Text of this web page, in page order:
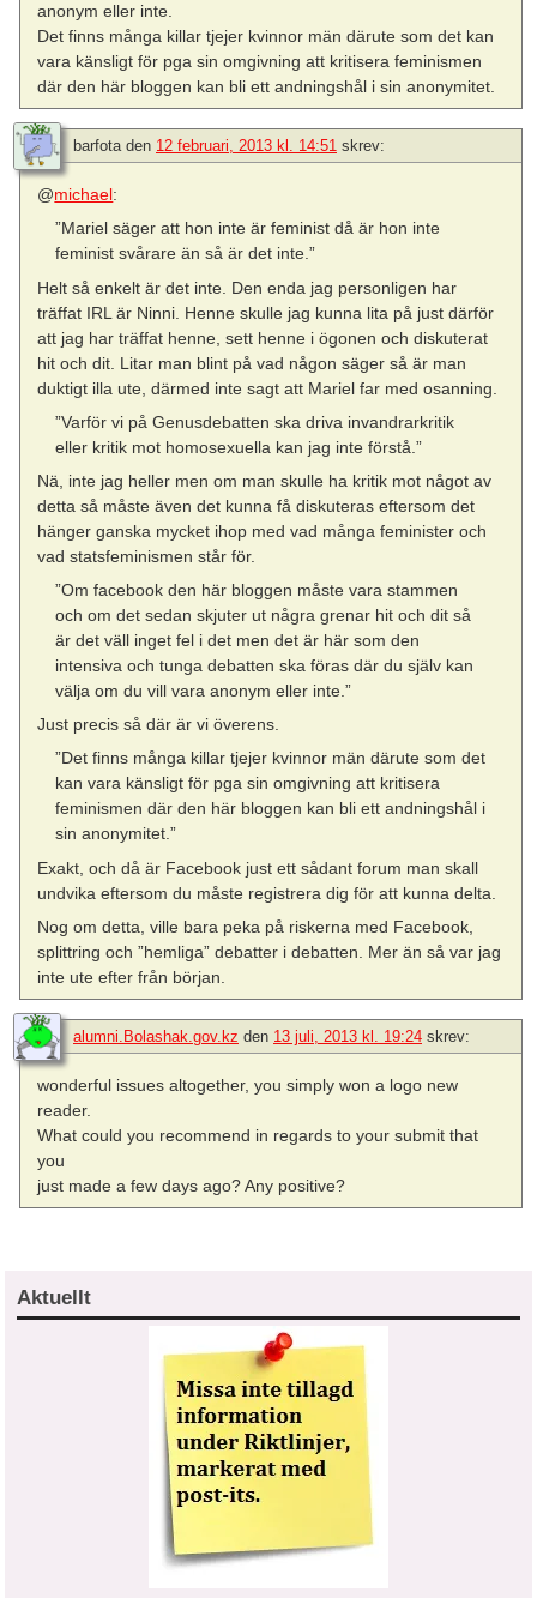
anonym eller inte.
Det finns många killar tjejer kvinnor män därute som det kan
vara känsligt för pga sin omgivning att kritisera feminismen
där den här bloggen kan bli ett andningshål i sin anonymitet.
barfotaden 12 februari, 2013 kl. 14:51 skrev:
@michael:
”Mariel säger att hon inte är feminist då är hon inte
feminist svårare än så är det inte.”
Helt så enkelt är det inte. Den enda jag personligen har
träffat IRL är Ninni. Henne skulle jag kunna lita på just därför
att jag har träffat henne, sett henne i ögonen och diskuterat
hit och dit. Litar man blint på vad någon säger så är man
duktigt illa ute, därmed inte sagt att Mariel far med osanning.
”Varför vi på Genusdebatten ska driva invandrarkritik
eller kritik mot homosexuella kan jag inte förstå.”
Nä, inte jag heller men om man skulle ha kritik mot något av
detta så måste även det kunna få diskuteras eftersom det
hänger ganska mycket ihop med vad många feminister och
vad statsfeminismen står för.
”Om facebook den här bloggen måste vara stammen
och om det sedan skjuter ut några grenar hit och dit så
är det väll inget fel i det men det är här som den
intensiva och tunga debatten ska föras där du själv kan
välja om du vill vara anonym eller inte.”
Just precis så där är vi överens.
”Det finns många killar tjejer kvinnor män därute som det
kan vara känsligt för pga sin omgivning att kritisera
feminismen där den här bloggen kan bli ett andningshål i
sin anonymitet.”
Exakt, och då är Facebook just ett sådant forum man skall
undvika eftersom du måste registrera dig för att kunna delta.
Nog om detta, ville bara peka på riskerna med Facebook,
splittring och ”hemliga” debatter i debatten. Mer än så var jag
inte ute efter från början.
alumni.Bolashak.gov.kz den 13 juli, 2013 kl. 19:24 skrev:
wonderful issues altogether, you simply won a logo new
reader.
What could you recommend in regards to your submit that
you
just made a few days ago? Any positive?
Aktuellt